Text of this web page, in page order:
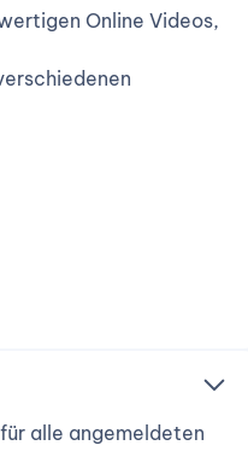
Online Videos,
alle angemeldeten